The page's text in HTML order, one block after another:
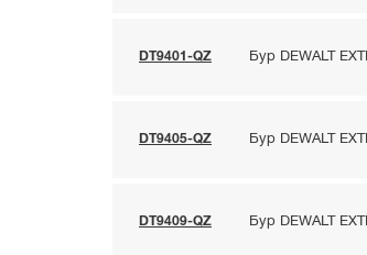
DT9401-QZ Бур DEWALT
DT9405-QZ Бур DEWALT
DT9409-QZ Бур DEWALT